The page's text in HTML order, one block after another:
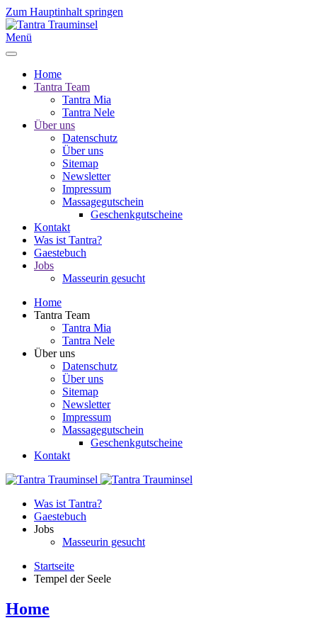
Zum Hauptinhalt springen
Menü
Home
Tantra Team
Tantra Mia
Tantra Nele
Über uns
Datenschutz
Über uns
Sitemap
Newsletter
Impressum
Massagegutschein
Geschenkgutscheine
Kontakt
Was ist Tantra?
Gaestebuch
Jobs
Masseurin gesucht
Home
Tantra Team
Tantra Mia
Tantra Nele
Über uns
Datenschutz
Über uns
Sitemap
Newsletter
Impressum
Massagegutschein
Geschenkgutscheine
Kontakt
Was ist Tantra?
Gaestebuch
Jobs
Masseurin gesucht
Startseite
Tempel der Seele
Home